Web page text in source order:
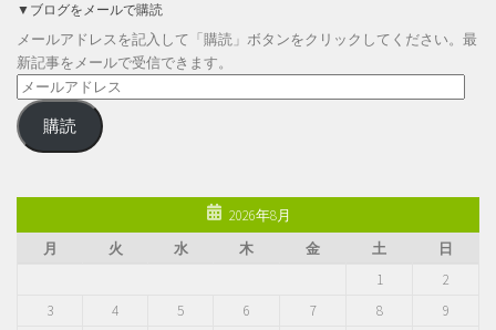
▼ブログをメールで購読
メールアドレスを記入して「購読」ボタンをクリックしてください。最
新記事をメールで受信できます。
メ
ー
ル
ア
レ
購読
2026年8月
月
火 水 木 金 土
日
1
2
3
4 5 6 7 8
9